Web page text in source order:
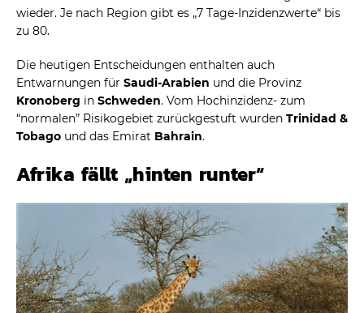
wieder. Je nach Region gibt es „7 Tage-Inzidenzwerte“ bis
zu 80.
Die heutigen Entscheidungen enthalten auch
Entwarnungen für Saudi-Arabien und die Provinz
Kronoberg in Schweden. Vom Hochinzidenz- zum
“normalen” Risikogebiet zurückgestuft wurden Trinidad &
Tobago und das Emirat Bahrain.
Afrika fällt „hinten runter“